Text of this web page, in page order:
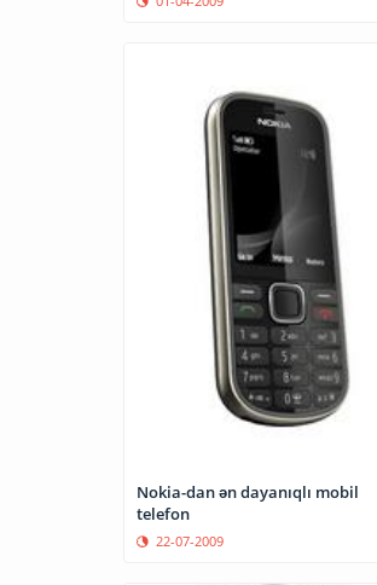
Nokia-dan ən dayanıqlı mobil
telefon
22-07-2009